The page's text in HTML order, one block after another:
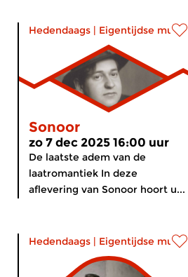
Hedendaags | Eigentijdse muziek
Sonoor
zo 7 dec 2025 16:00 uur
De laatste adem van de
laatromantiek In deze
aflevering van Sonoor hoort u...
Hedendaags | Eigentijdse muziek